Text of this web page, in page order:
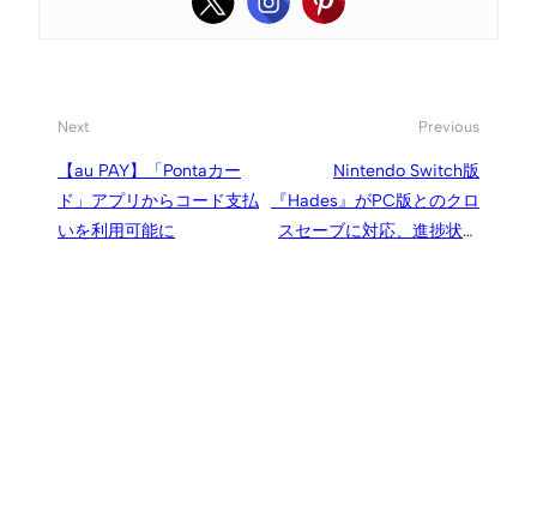
Next
【au PAY】「Pontaカー
ド」アプリからコード支払
いを利用可能に
Previous
Nintendo Switch版
『Hades』がPC版とのクロ
スセーブに対応、進捗状況